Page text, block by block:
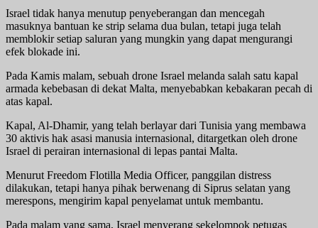
Israel tidak hanya menutup penyeberangan dan mencegah
masuknya bantuan ke strip selama dua bulan, tetapi juga telah
memblokir setiap saluran yang mungkin yang dapat mengurangi
efek blokade ini.
Pada Kamis malam, sebuah drone Israel melanda salah satu kapal
armada kebebasan di dekat Malta, menyebabkan kebakaran pecah di
atas kapal.
Kapal, Al-Dhamir, yang telah berlayar dari Tunisia yang membawa
30 aktivis hak asasi manusia internasional, ditargetkan oleh drone
Israel di perairan internasional di lepas pantai Malta.
Menurut Freedom Flotilla Media Officer, panggilan distress
dilakukan, tetapi hanya pihak berwenang di Siprus selatan yang
merespons, mengirim kapal penyelamat untuk membantu.
Pada malam yang sama, Israel menyerang sekelompok petugas